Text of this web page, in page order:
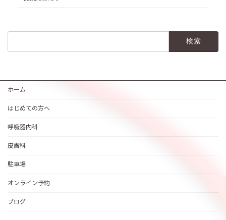
ホーム
はじめての方へ
呼吸器内科
皮膚科
駐車場
オンライン予約
ブログ